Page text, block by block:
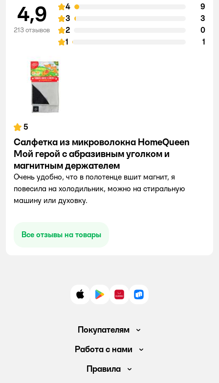
4,9
213 отзывов
4
9
3
3
2
0
1
1
5
Салфетка из микроволокна HomeQueen
Мой герой с абразивным уголком и
магнитным держателем
Очень удобно, что в полотенце вшит магнит, я
повесила на холодильник, можно на стиральную
машину или духовку.
Все отзывы на товары
App StoreGoogle Play
AppGallery
RuStore
Покупателям
Доставка и оплата
Промокоды
Работа с нами
Вакансии
Правила